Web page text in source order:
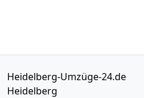
Heidelberg-Umzüge-24.de
Heidelberg